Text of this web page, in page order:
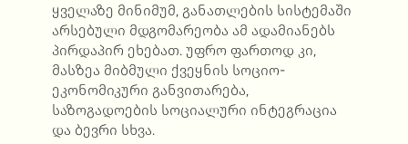
ყველაზე მინიმუმ, განათლების სისტემაში
არსებული მდგომარეობა ამ ადამიანებს
პირდაპირ ეხებათ. უფრო ფართოდ კი,
მასზეა მიბმული ქვეყნის სოციო-
ეკონომიკური განვითარება,
საზოგადოების სოციალური ინტეგრაცია
და ბევრი სხვა.